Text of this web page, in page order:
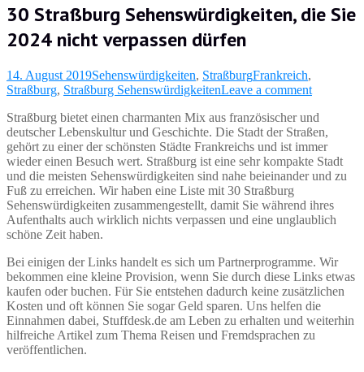
30 Straßburg Sehenswürdigkeiten, die Sie
2024 nicht verpassen dürfen
14. August 2019Sehenswürdigkeiten, StraßburgFrankreich,
Straßburg, Straßburg SehenswürdigkeitenLeave a comment
Straßburg bietet einen charmanten Mix aus französischer und
deutscher Lebenskultur und Geschichte. Die Stadt der Straßen,
gehört zu einer der schönsten Städte Frankreichs und ist immer
wieder einen Besuch wert. Straßburg ist eine sehr kompakte Stadt
und die meisten Sehenswürdigkeiten sind nahe beieinander und zu
Fuß zu erreichen. Wir haben eine Liste mit 30 Straßburg
Sehenswürdigkeiten zusammengestellt, damit Sie während ihres
Aufenthalts auch wirklich nichts verpassen und eine unglaublich
schöne Zeit haben.
Bei einigen der Links handelt es sich um Partnerprogramme. Wir
bekommen eine kleine Provision, wenn Sie durch diese Links etwas
kaufen oder buchen. Für Sie entstehen dadurch keine zusätzlichen
Kosten und oft können Sie sogar Geld sparen. Uns helfen die
Einnahmen dabei, Stuffdesk.de am Leben zu erhalten und weiterhin
hilfreiche Artikel zum Thema Reisen und Fremdsprachen zu
veröffentlichen.